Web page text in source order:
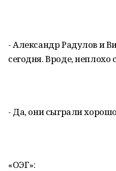
- Александр Радулов и
сегодня. Вроде,
- Да, они сыграли
«ОЭГ»: